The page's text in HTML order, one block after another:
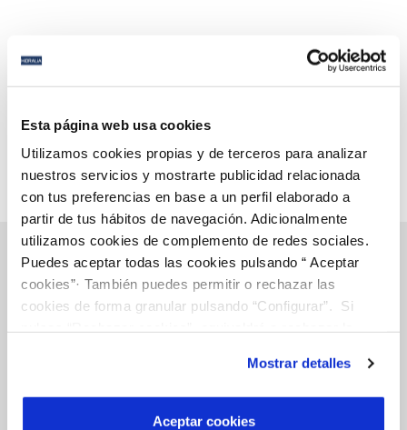
Esta página web usa cookies
Utilizamos cookies propias y de terceros para analizar
nuestros servicios y mostrarte publicidad relacionada
con tus preferencias en base a un perfil elaborado a
partir de tus hábitos de navegación. Adicionalmente
utilizamos cookies de complemento de redes sociales.
Puedes aceptar todas las cookies pulsando “ Aceptar
cookies”· También puedes permitir o rechazar las
cookies de forma granular pulsando “Configurar”. Si
son indispensables para que el sitio web funcione y que
por tanto no se pueden desactivar. Puedes consultar
más información en nuestraPolítica de Cookies
Mostrar detalles
Aceptar cookies
Previous
Online Transactions
CONTRACTS